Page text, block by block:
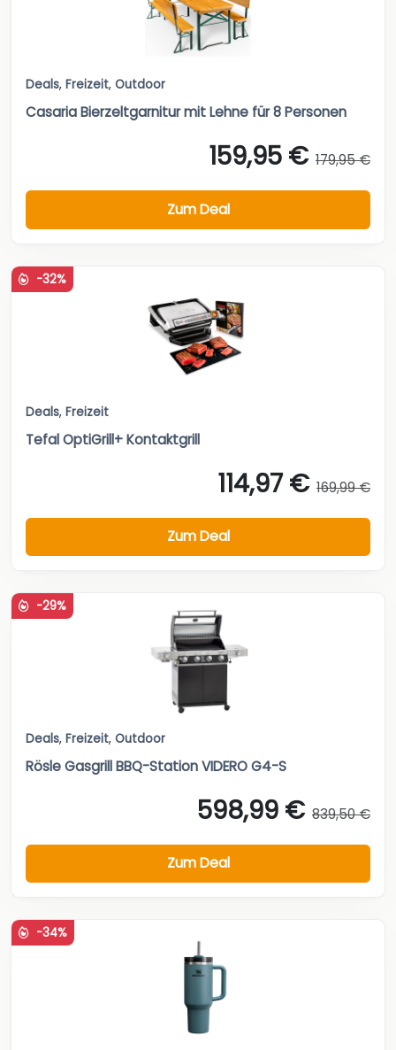
Deals, Freizeit, Outdoor
Casaria Bierzeltgarnitur mit Lehne für 8 Personen
159,95 € 179,95 €
Zum Deal
-32%
Deals, Freizeit
Tefal OptiGrill+ Kontaktgrill
114,97 € 169,99 €
Zum Deal
-29%
Deals, Freizeit, Outdoor
Rösle Gasgrill BBQ-Station VIDERO G4-S
598,99 € 839,50 €
Zum Deal
-34%